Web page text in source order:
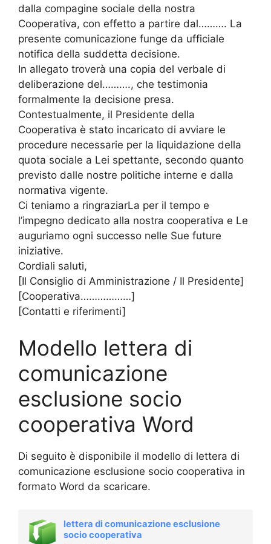
dalla compagine sociale della nostra
Cooperativa, con effetto a partire dal………. La
presente comunicazione funge da ufficiale
notifica della suddetta decisione.
In allegato troverà una copia del verbale di
deliberazione del………., che testimonia
formalmente la decisione presa.
Contestualmente, il Presidente della
Cooperativa è stato incaricato di avviare le
procedure necessarie per la liquidazione della
quota sociale a Lei spettante, secondo quanto
previsto dalle nostre politiche interne e dalla
normativa vigente.
Ci teniamo a ringraziarLa per il tempo e
l’impegno dedicato alla nostra cooperativa e Le
auguriamo ogni successo nelle Sue future
iniziative.
Cordiali saluti,
[Il Consiglio di Amministrazione / Il Presidente]
[Cooperativa………………]
[Contatti e riferimenti]
Modello lettera di
comunicazione
esclusione socio
cooperativa Word
Di seguito è disponibile il modello di lettera di
comunicazione esclusione socio cooperativa in
formato Word da scaricare.
lettera di comunicazione esclusione
socio cooperativa